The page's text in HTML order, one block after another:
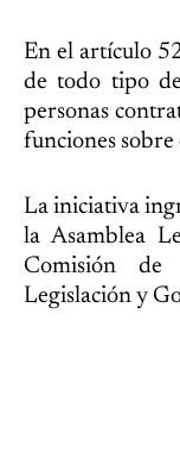
En el artículo
de todo tipo
personas
funciones sobre
La iniciativa
la Asamblea
Comisión de
Legislación y